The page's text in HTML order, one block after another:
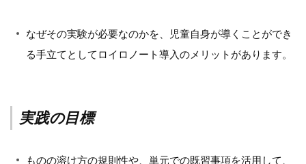
なぜその実験が必要なのかを、児童自身が導くことができ
る手立てとしてロイロノート導入のメリットがあります。
実践の目標
ものの溶け方の規則性や、単元での既習事項を活用して、